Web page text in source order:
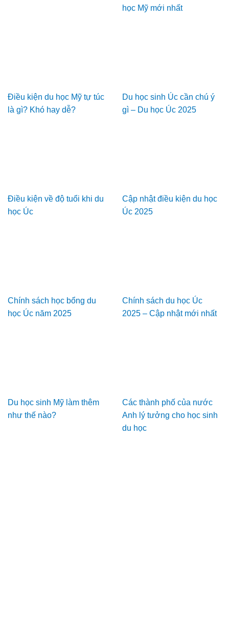
học Mỹ mới nhất
Điều kiện du học Mỹ tự túc
là gì? Khó hay dễ?
Du học sinh Úc cần chú ý
gì – Du học Úc 2025
Điều kiện về độ tuổi khi du
học Úc
Cập nhật điều kiện du học
Úc 2025
Chính sách học bổng du
học Úc năm 2025
Chính sách du học Úc
2025 – Cập nhật mới nhất
Du học sinh Mỹ làm thêm
như thế nào?
Các thành phố của nước
Anh lý tưởng cho học sinh
du học